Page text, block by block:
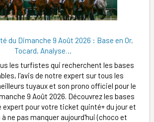
du Dimanche 9 Août 2026 : Base en Or,
Tocard, Analyse…
les turfistes qui recherchent les bases
l'avis de notre expert sur tous les
tuyaux et son prono officiel pour le
9 Août 2026. Découvrez les bases
expert pour votre ticket quinté+ du jour et
ne pas manquer aujourd'hui (choco et